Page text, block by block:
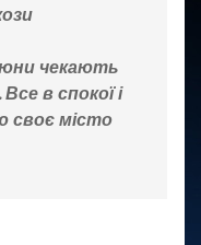
чекають
в спокої і
своє місто